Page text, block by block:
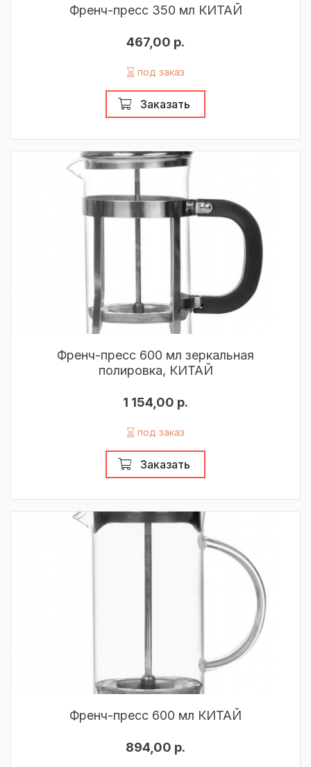
Френч-пресс 350 мл КИТАЙ
467,00 р.
под заказ
Заказать
Френч-пресс 600 мл зеркальная
полировка, КИТАЙ
1 154,00 р.
под заказ
Заказать
Френч-пресс 600 мл КИТАЙ
894,00 р.